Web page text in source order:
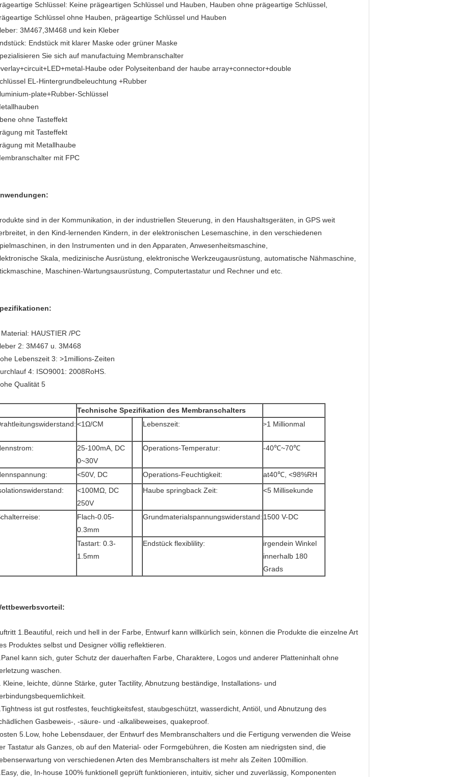
Schlüssel: Keine prägeartigen Schlüssel und Hauben, Hauben ohne prägeartige Schlüssel,
Schlüssel ohne Hauben, prägeartige Schlüssel und Hauben
3M467,3M468 und kein Kleber
Endstück mit klarer Maske oder grüner Maske
Sie sich auf manufactuing Membranschalter
Haube oder Polyseitenband der haube array+connector+double
EL-Hintergrundbeleuchtung +Rubber
plate+Rubber-Schlüssel
ohne Tasteffekt
mit Tasteffekt
mit Metallhaube
mit FPC
sind in der Kommunikation, in der industriellen Steuerung, in den Haushaltsgeräten, in GPS weit
in den Kind-lernenden Kindern, in der elektronischen Lesemaschine, in den verschiedenen
in den Instrumenten und in den Apparaten, Anwesenheitsmaschine,
Skala, medizinische Ausrüstung, elektronische Werkzeugausrüstung, automatische Nähmaschine,
Maschinen-Wartungsausrüstung, Computertastatur und Rechner und etc.
Material: HAUSTIER /PC
2: 3M467 u. 3M468
Lebenszeit 3: >1millions-Zeiten
4: ISO9001: 2008RoHS.
Qualität 5
Technische Spezifikation des Membranschalters
<1Ω/CM Lebenszeit: >1 Millionmal
25-100mA, DC
0~30V
Operations-Temperatur: -40℃~70℃
<50V, DC Operations-Feuchtigkeit:
at40℃, <98%RH
<100MΩ, DC
250V
Haube springback Zeit: <5 Millisekunde
Flach-0.05-
0.3mm
Grundmaterialspannungswiderstand: 1500 V-DC
Tastart: 0.3-
1.5mm
Endstück flexiblility:
irgendein Winkel
innerhalb 180
Grads
1.Beautiful, reich und hell in der Farbe, Entwurf kann willkürlich sein, können die Produkte die einzelne Art
Produktes selbst und Designer völlig reflektieren.
kann sich, guter Schutz der dauerhaften Farbe, Charaktere, Logos und anderer Platteninhalt ohne
waschen.
Kleine, leichte, dünne Stärke, guter Tactility, Abnutzung beständige, Installations- und
ist gut rostfestes, feuchtigkeitsfest, staubgeschützt, wasserdicht, Antiöl, und Abnutzung des
Gasbeweis-, -säure- und -alkalibeweises, quakeproof.
5.Low, hohe Lebensdauer, der Entwurf des Membranschalters und die Fertigung verwenden die Weise
Tastatur als Ganzes, ob auf den Material- oder Formgebühren, die Kosten am niedrigsten sind, die
von verschiedenen Arten des Membranschalters ist mehr als Zeiten 100million.
die, In-house 100% funktionell geprüft funktionieren, intuitiv, sicher und zuverlässig, Komponenten